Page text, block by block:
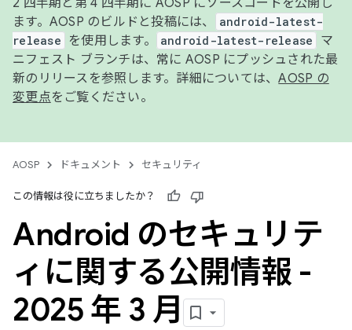
2 四半期と第 4 四半期に AOSP にソースコードを公開し
ます。AOSP のビルドと投稿には、
android-latest-
release
を使用します。 android-latest-release
マ
ニフェスト ブランチは、常に AOSP にプッシュされた最
新のリリースを参照します。詳細については、AOSP の
変更点をご覧ください。
AOSP ドキュメント セキュリティ
この情報は役に立ちましたか？
Android のセキュリテ
ィに関する公開情報 -
2025 年 3 月